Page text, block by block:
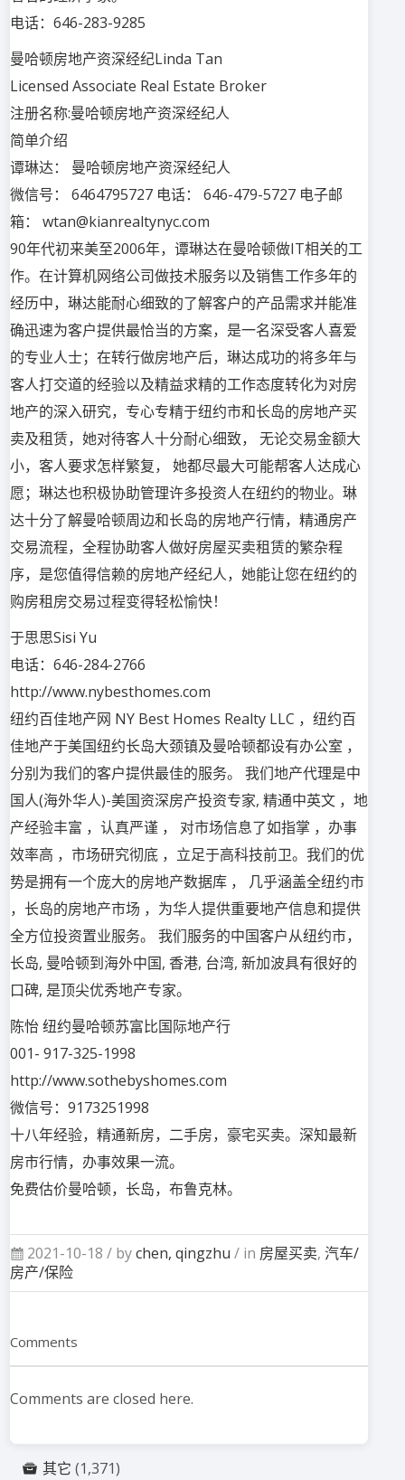
电话：646-283-9285
曼哈顿房地产资深经纪Linda Tan
Licensed Associate Real Estate Broker
注册名称:曼哈顿房地产资深经纪人
简单介绍
谭琳达： 曼哈顿房地产资深经纪人
微信号： 6464795727 电话： 646-479-5727 电子邮
箱： wtan@kianrealtynyc.com
90年代初来美至2006年，谭琳达在曼哈顿做IT相关的工
作。在计算机网络公司做技术服务以及销售工作多年的
经历中，琳达能耐心细致的了解客户的产品需求并能准
确迅速为客户提供最恰当的方案，是一名深受客人喜爱
的专业人士；在转行做房地产后，琳达成功的将多年与
客人打交道的经验以及精益求精的工作态度转化为对房
地产的深入研究，专心专精于纽约市和长岛的房地产买
卖及租赁，她对待客人十分耐心细致， 无论交易金额大
小，客人要求怎样繁复， 她都尽最大可能帮客人达成心
愿；琳达也积极协助管理许多投资人在纽约的物业。琳
达十分了解曼哈顿周边和长岛的房地产行情，精通房产
交易流程，全程协助客人做好房屋买卖租赁的繁杂程
序，是您值得信赖的房地产经纪人，她能让您在纽约的
购房租房交易过程变得轻松愉快！
于思思Sisi Yu
电话：646-284-2766
http://www.nybesthomes.com
纽约百佳地产网 NY Best Homes Realty LLC ，纽约百
佳地产于美国纽约长岛大颈镇及曼哈顿都设有办公室 ，
分别为我们的客户提供最佳的服务。 我们地产代理是中
国人(海外华人)-美国资深房产投资专家, 精通中英文 ，地
产经验丰富 ，认真严谨 ， 对市场信息了如指掌 ，办事
效率高 ，市场研究彻底 ，立足于高科技前卫。我们的优
势是拥有一个庞大的房地产数据库 ， 几乎涵盖全纽约市
，长岛的房地产市场 ，为华人提供重要地产信息和提供
全方位投资置业服务。 我们服务的中国客户从纽约市，
长岛, 曼哈顿到海外中国, 香港, 台湾, 新加波具有很好的
口碑, 是顶尖优秀地产专家。
陈怡 纽约曼哈顿苏富比国际地产行
001- 917-325-1998
http://www.sothebyshomes.com
微信号：9173251998
十八年经验，精通新房，二手房，豪宅买卖。深知最新
房市行情，办事效果一流。
免费估价曼哈顿，长岛，布鲁克林。
2021-10-18 / bychen, qingzhu / in 房屋买卖,汽车/
房产/保险
Comments
Comments are closed here.
其它 (1,371)